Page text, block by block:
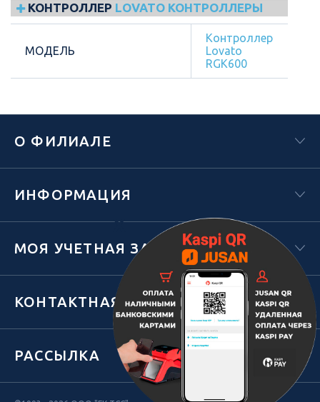
КОНТРОЛЛЕР LOVATO КОНТРОЛЛЕРЫ
МОДЕЛЬ
Контроллер
Lovato
RGK600
Х
О ФИЛИАЛЕ
ИНФОРМАЦИЯ
МОЯ УЧЕТНАЯ ЗАПИСЬ
КОНТАКТНАЯ ИНФОРМАЦИЯ
РАССЫЛКА